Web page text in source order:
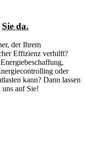
Sie da.
der Ihrem
Effizienz verhilft?
oder
kann? Dann lassen
uns auf Sie!